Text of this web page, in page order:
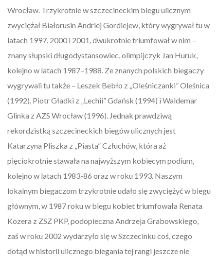
Wrocław. Trzykrotnie w szczecineckim biegu ulicznym
zwyciężał Białorusin Andriej Gordiejew, który wygrywał tu w
latach 1997, 2000 i 2001, dwukrotnie triumfował w nim –
znany słupski długodystansowiec, olimpijczyk Jan Huruk,
kolejno w latach 1987–1988. Ze znanych polskich biegaczy
wygrywali tu także – Leszek Bebło z „Oleśniczanki” Oleśnica
(1992), Piotr Gładki z „Lechii” Gdańsk (1994) i Waldemar
Glinka z AZS Wrocław (1996). Jednak prawdziwą
rekordzistką szczecineckich biegów ulicznych jest
Katarzyna Pliszka z „Piasta” Człuchów, która aż
pięciokrotnie stawała na najwyższym kobiecym podium,
kolejno w latach 1983-86 oraz w roku 1993. Naszym
lokalnym biegaczom trzykrotnie udało się zwyciężyć w biegu
głównym, w 1987 roku w biegu kobiet triumfowała Renata
Kozera z ZSZ PKP, podopieczna Andrzeja Grabowskiego,
zaś w roku 2002 wydarzyło się w Szczecinku coś, czego
dotąd w historii ulicznego biegania tej rangi jeszcze nie